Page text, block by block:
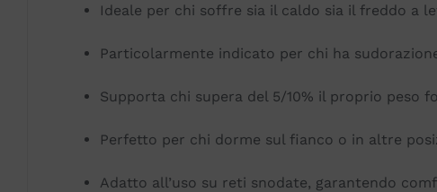
Ideale per chi soffre sia il caldo sia il freddo a
Particolarmente indicato per chi ha
Supporta chi supera del 5/10% il proprio peso
Perfetto per chi dorme sul fianco o in altre
Adatto all’uso su reti snodate, garantendo